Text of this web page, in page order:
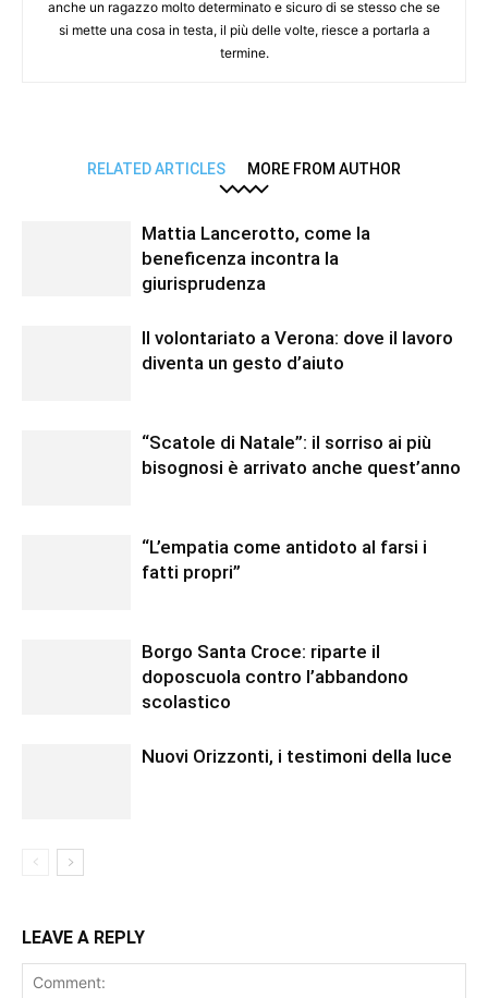
anche un ragazzo molto determinato e sicuro di se stesso che se
si mette una cosa in testa, il più delle volte, riesce a portarla a
termine.
RELATED ARTICLES MORE FROM AUTHOR
Mattia Lancerotto, come la
beneficenza incontra la
giurisprudenza
Il volontariato a Verona: dove il lavoro
diventa un gesto d’aiuto
“Scatole di Natale”: il sorriso ai più
bisognosi è arrivato anche quest’anno
“L’empatia come antidoto al farsi i
fatti propri”
Borgo Santa Croce: riparte il
doposcuola contro l’abbandono
scolastico
Nuovi Orizzonti, i testimoni della luce
LEAVE A REPLY